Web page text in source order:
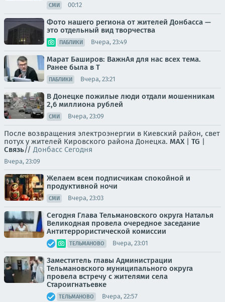
СМИ 00:12
Фото нашего региона от жителей Донбасса —
это отдельный вид творчества
ПАБЛИКИ Вчера, 23:49
Марат Баширов: ВажнАя для нас всех тема.
Ранее была в Т
ПАБЛИКИ Вчера, 23:21
В Донецке пожилые люди отдали мошенникам
2,6 миллиона рублей
СМИ Вчера, 23:09
После возвращения электроэнергии в Киевский район, свет
потух у жителей Кировского района Донецка. MAX | TG |
Связь// Донбасс Сегодня
Вчера, 23:09
Желаем всем подписчикам спокойной и
продуктивной ночи
СМИ Вчера, 23:03
Сегодня Глава Тельмановского округа Наталья
Великодная провела очередное заседание
Антитеррористической комиссии
ТЕЛЬМАНОВО Вчера, 23:01
Заместитель главы Администрации
Тельмановского муниципального округа
провела встречу с жителями села
Староигнатьевке
ТЕЛЬМАНОВО Вчера, 22:57